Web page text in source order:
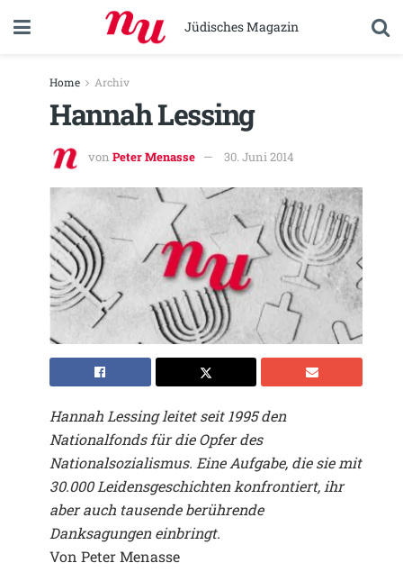
Jüdisches Magazin
Home Archiv
Hannah Lessing
von Peter Menasse 30. Juni 2014
Hannah Lessing leitet seit 1995 den
Nationalfonds für die Opfer des
Nationalsozialismus. Eine Aufgabe, die sie mit
30.000 Leidensgeschichten konfrontiert, ihr
aber auch tausende berührende
Danksagungen einbringt.
Von Peter Menasse